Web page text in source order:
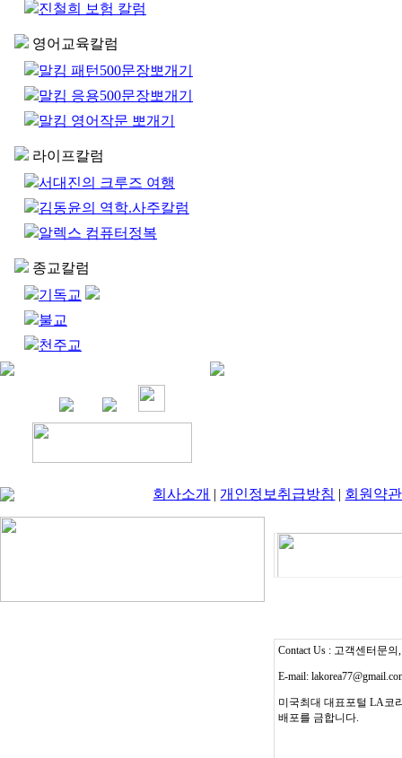
진철희 보험 칼럼
영어교육칼럼
말킴 패턴500문장뽀개기
말킴 응용500문장뽀개기
말킴 영어작문 뽀개기
라이프칼럼
서대진의 크루즈 여행
김동윤의 역학.사주칼럼
알렉스 컴퓨터정복
종교칼럼
기독교
불교
천주교
회사소개 |개인정보취급방침 | 회원약관
Contact Us : 고객센터문의
E-mail:
미국최대 대표포털 LA코
배포를 금합니다.